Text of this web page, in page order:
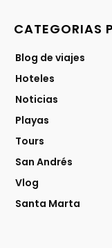
CATEGORIAS
Blog de viajes
Hoteles
Noticias
Playas
Tours
San Andrés
Vlog
Santa Marta